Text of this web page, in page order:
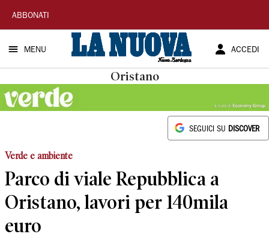
La
Nuova
Sardegna
ABBONATI
MENU ACCEDI
Oristano
SEGUICI SU DISCOVER
Verde e ambiente
Parco di viale Repubblica a
Oristano, lavori per 140mila
euro